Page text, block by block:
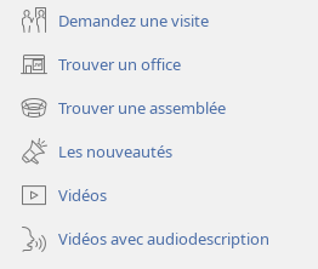
Demandez une visite
Trouver un office
(ouvre
une
nouvelle
fenêtre)
Trouver une assemblée
(ouvre
une
nouvelle
fenêtre)
Les nouveautés
Vidéos
Vidéos avec audiodescription